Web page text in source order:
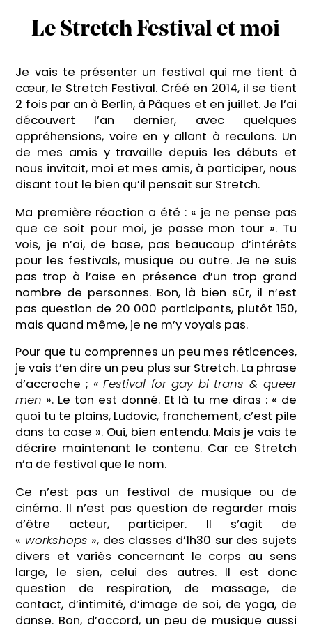
Le Stretch Festival et moi
Je vais te présenter un festival qui me tient à
cœur, le Stretch Festival. Créé en 2014, il se tient
2 fois par an à Berlin, à Pâques et en juillet. Je l’ai
découvert l’an dernier, avec quelques
appréhensions, voire en y allant à reculons. Un
de mes amis y travaille depuis les débuts et
nous invitait, moi et mes amis, à participer, nous
disant tout le bien qu’il pensait sur Stretch.
Ma première réaction a été : « je ne pense pas
que ce soit pour moi, je passe mon tour ». Tu
vois, je n’ai, de base, pas beaucoup d’intérêts
pour les festivals, musique ou autre. Je ne suis
pas trop à l’aise en présence d’un trop grand
nombre de personnes. Bon, là bien sûr, il n’est
pas question de 20 000 participants, plutôt 150,
mais quand même, je ne m’y voyais pas.
Pour que tu comprennes un peu mes réticences,
je vais t’en dire un peu plus sur Stretch. La phrase
d’accroche ; «Festival for gay bi trans & queer
men ». Le ton est donné. Et là tu me diras : « de
quoi tu te plains, Ludovic, franchement, c’est pile
dans ta case ». Oui, bien entendu. Mais je vais te
décrire maintenant le contenu. Car ce Stretch
n’a de festival que le nom.
Ce n’est pas un festival de musique ou de
cinéma. Il n’est pas question de regarder mais
d’être acteur, participer. Il s’agit de
« workshops », des classes d’1h30 sur des sujets
divers et variés concernant le corps au sens
large, le sien, celui des autres. Il est donc
question de respiration, de massage, de
contact, d’intimité, d’image de soi, de yoga, de
danse. Bon, d’accord, un peu de musique aussi